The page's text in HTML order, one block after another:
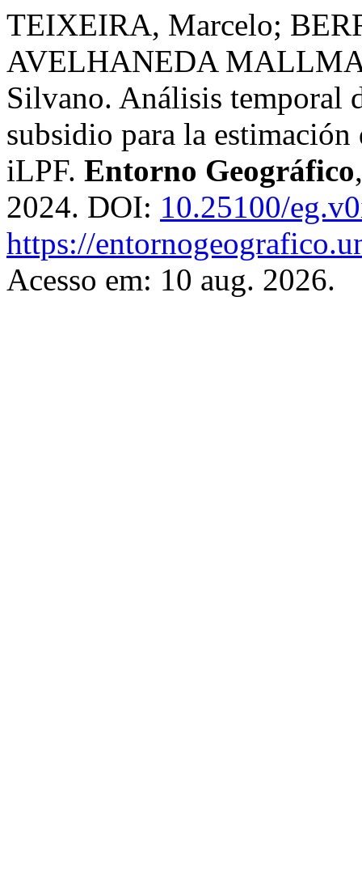
TEIXEIRA, Marcelo;
AVELHANEDA
Silvano. Análisis temporal
subsidio para la estimación
iLPF. Entorno Geográfico
2024. DOI: 10.25100/
https://
Acesso em: 10 aug. 2026.